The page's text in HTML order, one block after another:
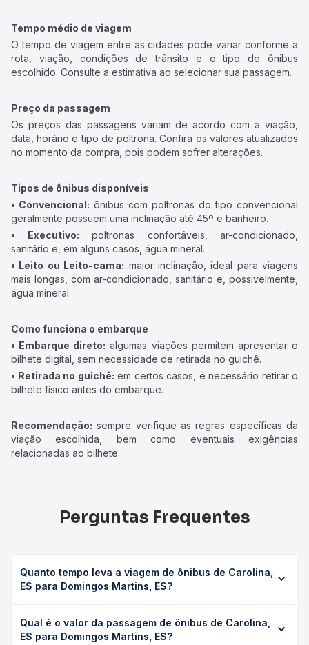
Tempo médio de viagem
O tempo de viagem entre as cidades pode variar conforme a
rota, viação, condições de trânsito e o tipo de ônibus
escolhido. Consulte a estimativa ao selecionar sua passagem.
Preço da passagem
Os preços das passagens variam de acordo com a viação,
data, horário e tipo de poltrona. Confira os valores atualizados
no momento da compra, pois podem sofrer alterações.
Tipos de ônibus disponíveis
• Convencional: ônibus com poltronas do tipo convencional
geralmente possuem uma inclinação até 45º e banheiro.
• Executivo: poltronas confortáveis, ar-condicionado,
sanitário e, em alguns casos, água mineral.
• Leito ou Leito-cama: maior inclinação, ideal para viagens
mais longas, com ar-condicionado, sanitário e, possivelmente,
água mineral.
Como funciona o embarque
• Embarque direto: algumas viações permitem apresentar o
bilhete digital, sem necessidade de retirada no guichê.
• Retirada no guichê: em certos casos, é necessário retirar o
bilhete físico antes do embarque.
Recomendação: sempre verifique as regras específicas da
viação escolhida, bem como eventuais exigências
relacionadas ao bilhete.
Perguntas Frequentes
Quanto tempo leva a viagem de ônibus de Carolina,
ES para Domingos Martins, ES?
Martins, ES leva em média 1h 58min, podendo variar
conforme a viação, o tipo de serviço (convencional,
Qual é o valor da passagem de ônibus de Carolina,
ES para Domingos Martins, ES?